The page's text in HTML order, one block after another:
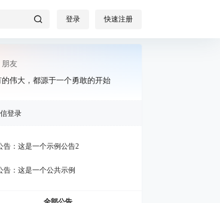
登录 快速注册
朋友
的伟大，都源于一个勇敢的开始
登录
告： 这是一个示例公告2
告： 这是一个公共示例